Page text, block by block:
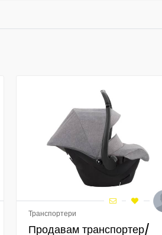
Транспортери
Продавам транспортер/